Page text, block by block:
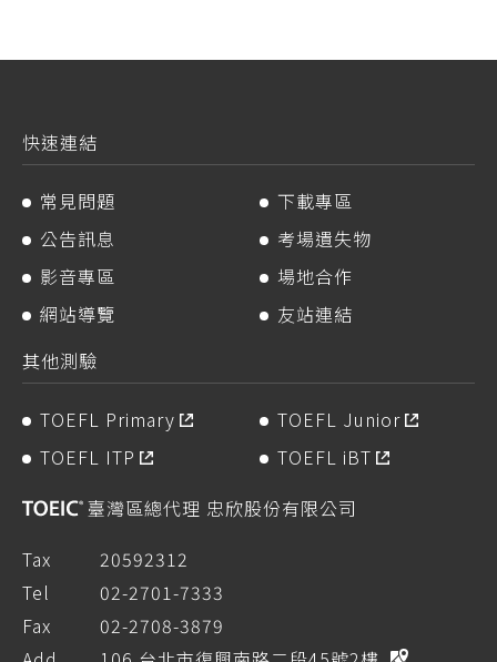
快速連結
常見問題
下載專區
公告訊息
考場遺失物
影音專區
場地合作
網站導覽
友站連結
其他測驗
TOEFL Primary
TOEFL Junior
TOEFL ITP
TOEFL iBT
臺灣區總代理 忠欣股份有限公司
Tax
20592312
Tel
02-2701-7333
Fax
02-2708-3879